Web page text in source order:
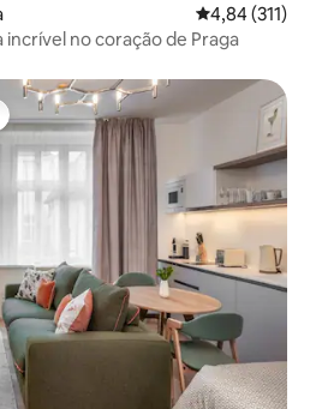
Classificação
4,84 (311)
no coração de Praga